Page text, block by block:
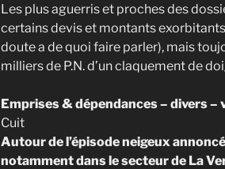
Les plus aguerris et proches des
certains devis et montants exorbitants
doute a de quoi faire parler), mais
milliers de P.N. d’un claquement de
Emprises & dépendances – divers –
Cuit
Autour de l’épisode neigeux
notamment dans le secteur de La